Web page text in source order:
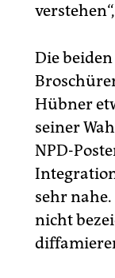
Die
Hübner
seiner
NPD-
sehr
nicht